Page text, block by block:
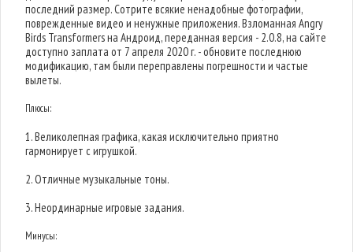
последний размер. Сотрите всякие ненадобные фотографии,
поврежденные видео и ненужные приложения. Взломанная Angry
Birds Transformers на Андроид, переданная версия - 2.0.8, на сайте
доступно заплата от 7 апреля 2020 г. - обновите последнюю
модификацию, там были переправлены погрешности и частые
вылеты.
Плюсы:
1. Великолепная графика, какая исключительно приятно
гармонирует с игрушкой.
2. Отличные музыкальные тоны.
3. Неординарные игровые задания.
Минусы: